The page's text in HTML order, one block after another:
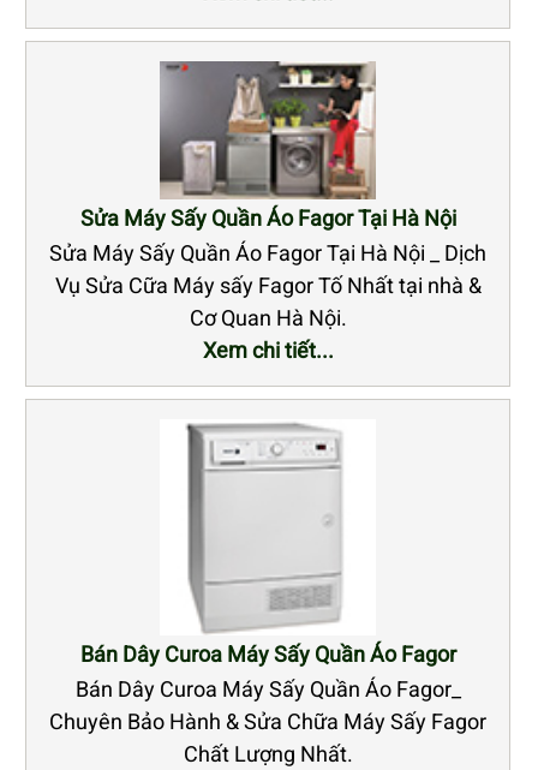
Sửa Máy Sấy Quần Áo Fagor Tại Hà Nội
Sửa Máy Sấy Quần Áo Fagor Tại Hà Nội _ Dịch
Vụ Sửa Cữa Máy sấy Fagor Tố Nhất tại nhà &
Cơ Quan Hà Nội.
Xem chi tiết...
Bán Dây Curoa Máy Sấy Quần Áo Fagor
Bán Dây Curoa Máy Sấy Quần Áo Fagor_
Chuyên Bảo Hành & Sửa Chữa Máy Sấy Fagor
Chất Lượng Nhất.